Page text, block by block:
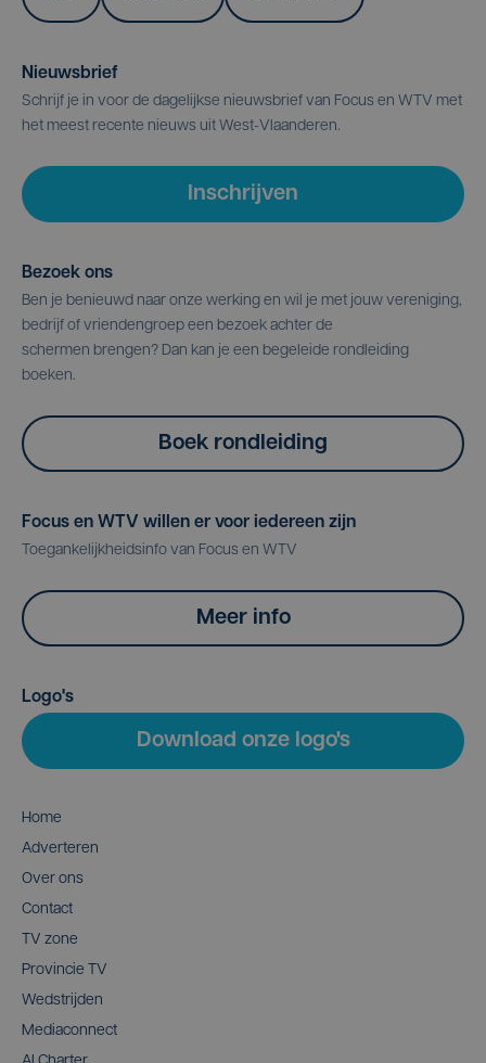
Nieuwsbrief
Schrijf je in voor de dagelijkse nieuwsbrief van Focus en WTV met
het meest recente nieuws uit West-Vlaanderen.
Inschrijven
Bezoek ons
Ben je benieuwd naar onze werking en wil je met jouw vereniging,
bedrijf of vriendengroep een bezoek achter de
schermen brengen? Dan kan je een begeleide rondleiding
boeken.
Boek rondleiding
Focus en WTV willen er voor iedereen zijn
Toegankelijkheidsinfo van Focus en WTV
Meer info
Logo's
Download onze logo's
Home
Adverteren
Over ons
Contact
TV zone
Provincie TV
Wedstrijden
Mediaconnect